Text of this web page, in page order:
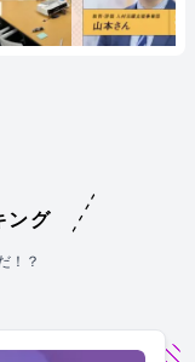
ング
！？